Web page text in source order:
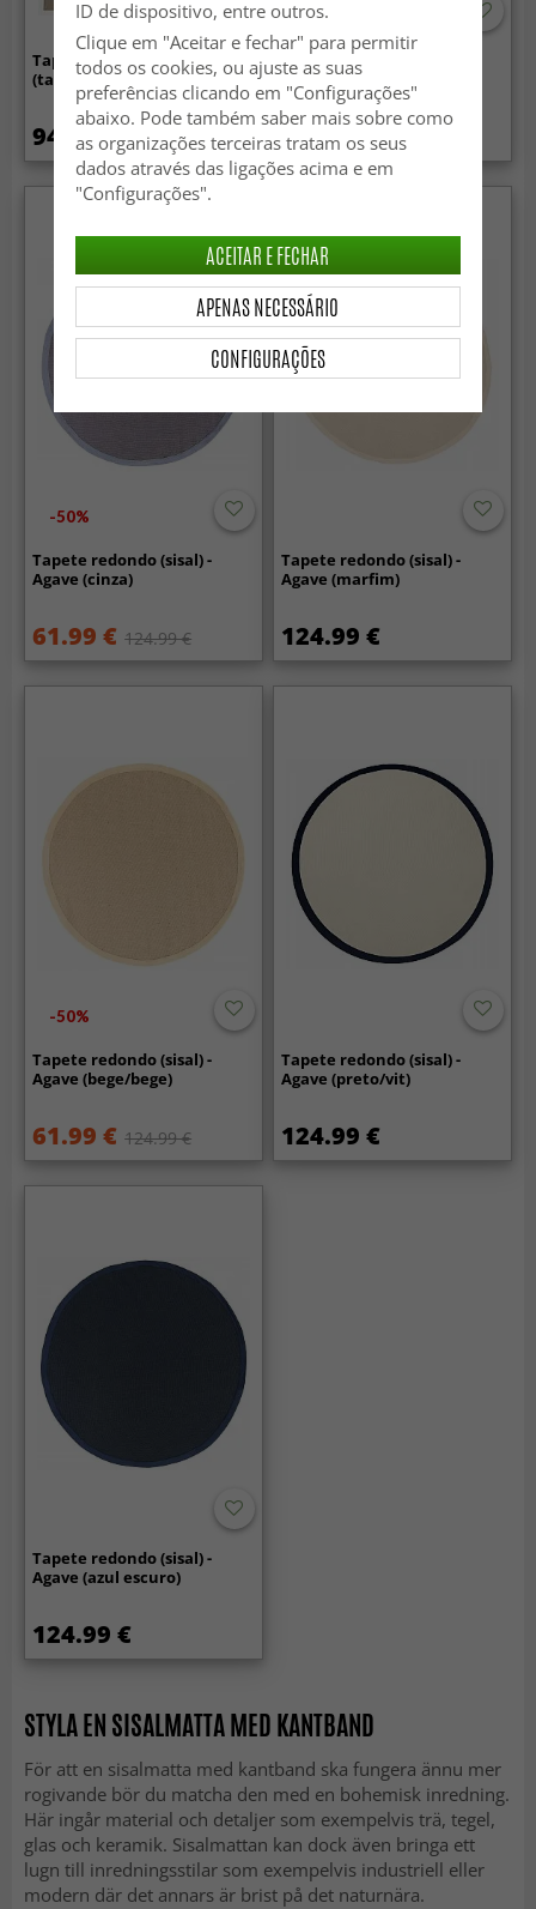
Tapete de sisal - Agave
(taupe)
94.99 €
-50%
Tapete de sisal - Agave
(prata/cinza)
30.99 € 62.99 €
-50%
Tapete redondo (sisal) -
Agave (cinza)
61.99 € 124.99 €
Tapete redondo (sisal) -
Agave (marfim)
124.99 €
-50%
Tapete redondo (sisal) -
Agave (bege/bege)
61.99 € 124.99 €
Tapete redondo (sisal) -
Agave (preto/vit)
124.99 €
Tapete redondo (sisal) -
Agave (azul escuro)
124.99 €
STYLA EN SISALMATTA MED KANTBAND
För att en sisalmatta med kantband ska fungera ännu mer
rogivande bör du matcha den med en bohemisk inredning.
Här ingår material och detaljer som exempelvis trä, tegel,
glas och keramik. Sisalmattan kan dock även bringa ett
lugn till inredningsstilar som exempelvis industriell eller
modern där det annars är brist på det naturnära.
ID de dispositivo, entre outros.
Clique em "Aceitar e fechar" para permitir
todos os cookies, ou ajuste as suas
preferências clicando em "Configurações"
abaixo. Pode também saber mais sobre como
as organizações terceiras tratam os seus
dados através das ligações acima e em
"Configurações".
CONFIGURAÇÕES
APENAS NECESSÁRIO
ACEITAR E FECHAR